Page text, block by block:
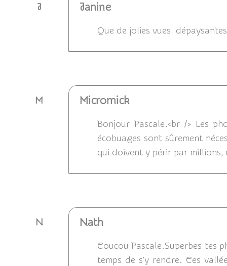
J Janine
Que de jolies vues
M Micromick
Bonjour Pascale.<br /> Les
écobuages sont sûrement
qui doivent y périr par millions,
N Nath
Coucou Pascale.Superbes tes
temps de s'y rendre. Ces